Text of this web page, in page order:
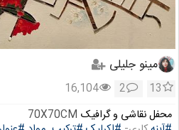
مینو جلیلی
13
2
16,104
محفل نقاشی و گرافیک 70X70CM